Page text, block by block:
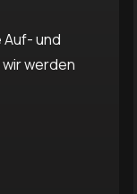
Auf- und
werden